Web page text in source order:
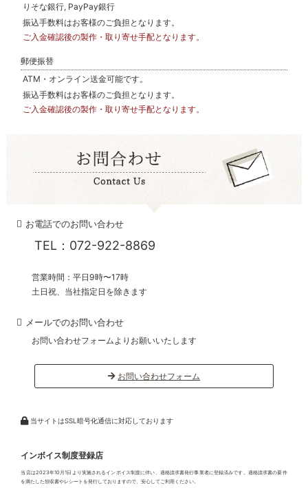
りそな銀行, PayPay銀行
振込手数料はお客様のご負担となります。
ご入金確認後の製作・取り寄せ手配となります。
郵便振替
ATM・オンライン送金可能です。
振込手数料はお客様のご負担となります。
ご入金確認後の製作・取り寄せ手配となります。
お電話でのお問い合わせ
TEL：072-922-8869
営業時間：平日9時〜17時
土日祝、当社指定日を除きます
メールでのお問い合わせ
お問い合わせフォームよりお願いいたします
お問い合わせフォーム
当サイトはSSL暗号化通信に対応しております
インボイス制度登録店
当店は2023年10月1日より実施されるインボイス制度に伴い、適格請求書発行事業者に登録済みです。適格請求書の要件
を満たした領収書やレシートを発行しておりますので、安心してご利用ください。